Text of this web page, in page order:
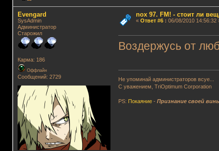
Evengard
SysAdmin
Администратор
Старожил
Карма: 186
Оффлайн
Сообщений: 2729
nox 97. FM! - стоит ли
« Ответ #6: 06/08/2010 14:56:32
Воздержусь от
Не упоминай администраторов всуе...
С уважением, TriOptimum Corporation
PS: Покаяние -Признание своей